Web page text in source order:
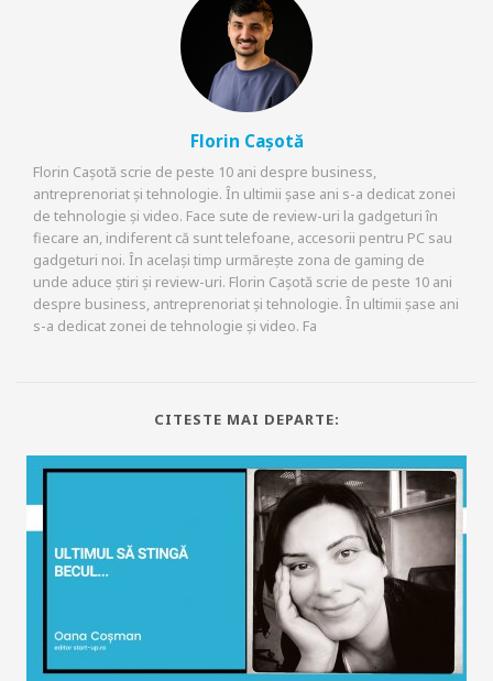
Florin Cașotă
Florin Cașotă scrie de peste 10 ani despre business,
antreprenoriat și tehnologie. În ultimii șase ani s-a dedicat zonei
de tehnologie și video. Face sute de review-uri la gadgeturi în
fiecare an, indiferent că sunt telefoane, accesorii pentru PC sau
gadgeturi noi. În același timp urmărește zona de gaming de
unde aduce știri și review-uri. Florin Cașotă scrie de peste 10 ani
despre business, antreprenoriat și tehnologie. În ultimii șase ani
s-a dedicat zonei de tehnologie și video. Fa
CITESTE MAI DEPARTE: